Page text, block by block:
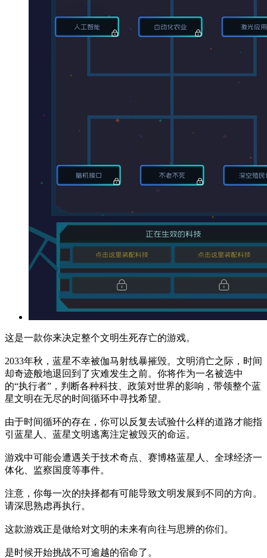
这是一款你来决定整个文明生死存亡的游戏。
2033年秋，蓝星不幸被伽马射线暴摧毁。文明消亡之际，时间
却奇迹般地退回到了灾难发生之前。你将作为一名被选中
的“执行者”，判断各种科技、政策对世界的影响，带领整个蓝
星文明在无尽的时间循环中寻找希望。
由于时间循环的存在，你可以反复去试验什么样的道路才能指
引蓝星人、蓝星文明逃离注定被毁灭的命运。
游戏中可能会遭遇关于技术奇点、赛博格蓝星人、全球经济一
体化、监察国度等事件。
注意，你每一次的抉择都有可能导致文明发展到不同的方向。
请深思熟虑再执行。
这款游戏正是做给对文明的未来有向往与思辨的你们。
是时候开始挑战不可逾越的宿命了。